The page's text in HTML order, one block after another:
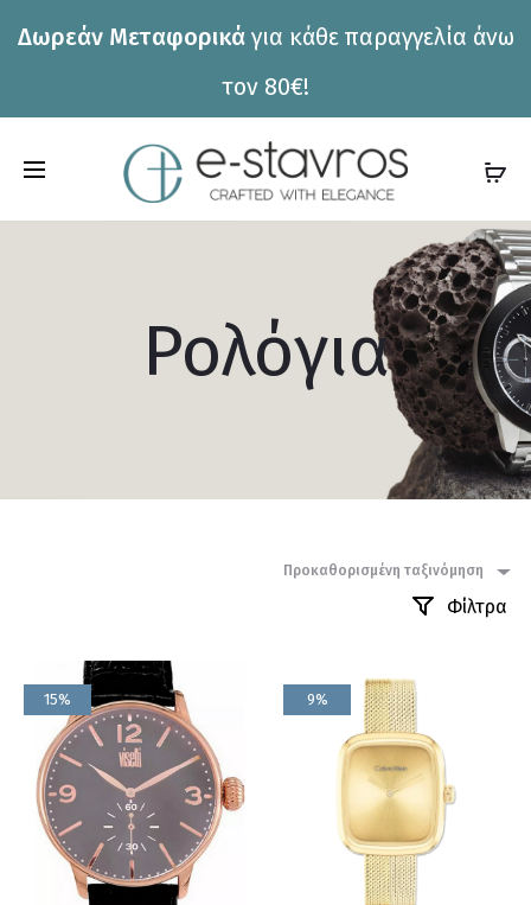
Δωρεάν Μεταφορικάγια κάθε παραγγελία άνω
τον 80€!
r
t
Ρολόγια
Προκαθορισμένη ταξινόμηση
Φίλτρα
15% 9%